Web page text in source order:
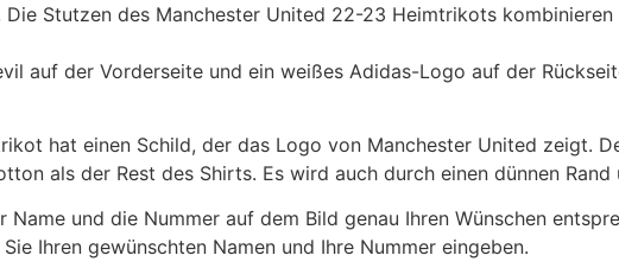
Die Stutzen des Manchester United 22-23 Heimtrikots
auf der Vorderseite und ein weißes Adidas-Logo auf der
hat einen Schild, der das Logo von Manchester United zeigt.
als der Rest des Shirts. Es wird auch durch einen dünnen
Name und die Nummer auf dem Bild genau Ihren Wünschen
Ihren gewünschten Namen und Ihre Nummer eingeben.